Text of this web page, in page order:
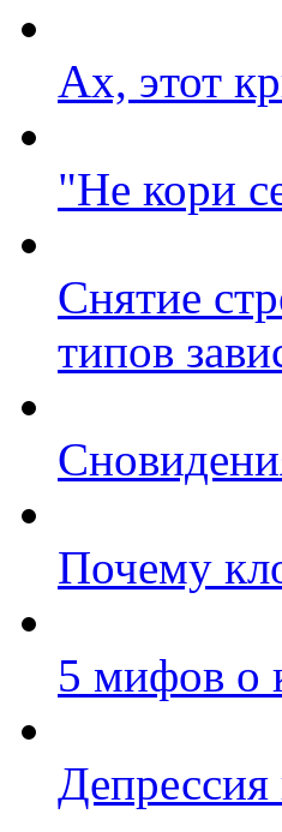
Ах, этот
"Не кори
Снятие
типов
Почему
5 мифов о